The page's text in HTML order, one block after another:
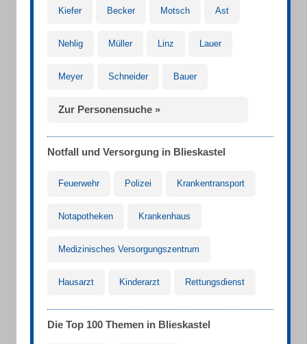
Kiefer Becker Motsch Ast
Nehlig Müller Linz Lauer
Meyer Schneider Bauer
Zur Personensuche »
Notfall und Versorgung in Blieskastel
Feuerwehr Polizei Krankentransport
Notapotheken Krankenhaus
Medizinisches Versorgungszentrum
Hausarzt Kinderarzt Rettungsdienst
Die Top 100 Themen in Blieskastel